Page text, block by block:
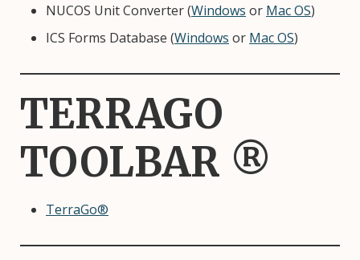
NUCOS Unit Converter (Windows or Mac OS)
ICS Forms Database (Windows or Mac OS)
TERRAGO
TOOLBAR ®
TerraGo®